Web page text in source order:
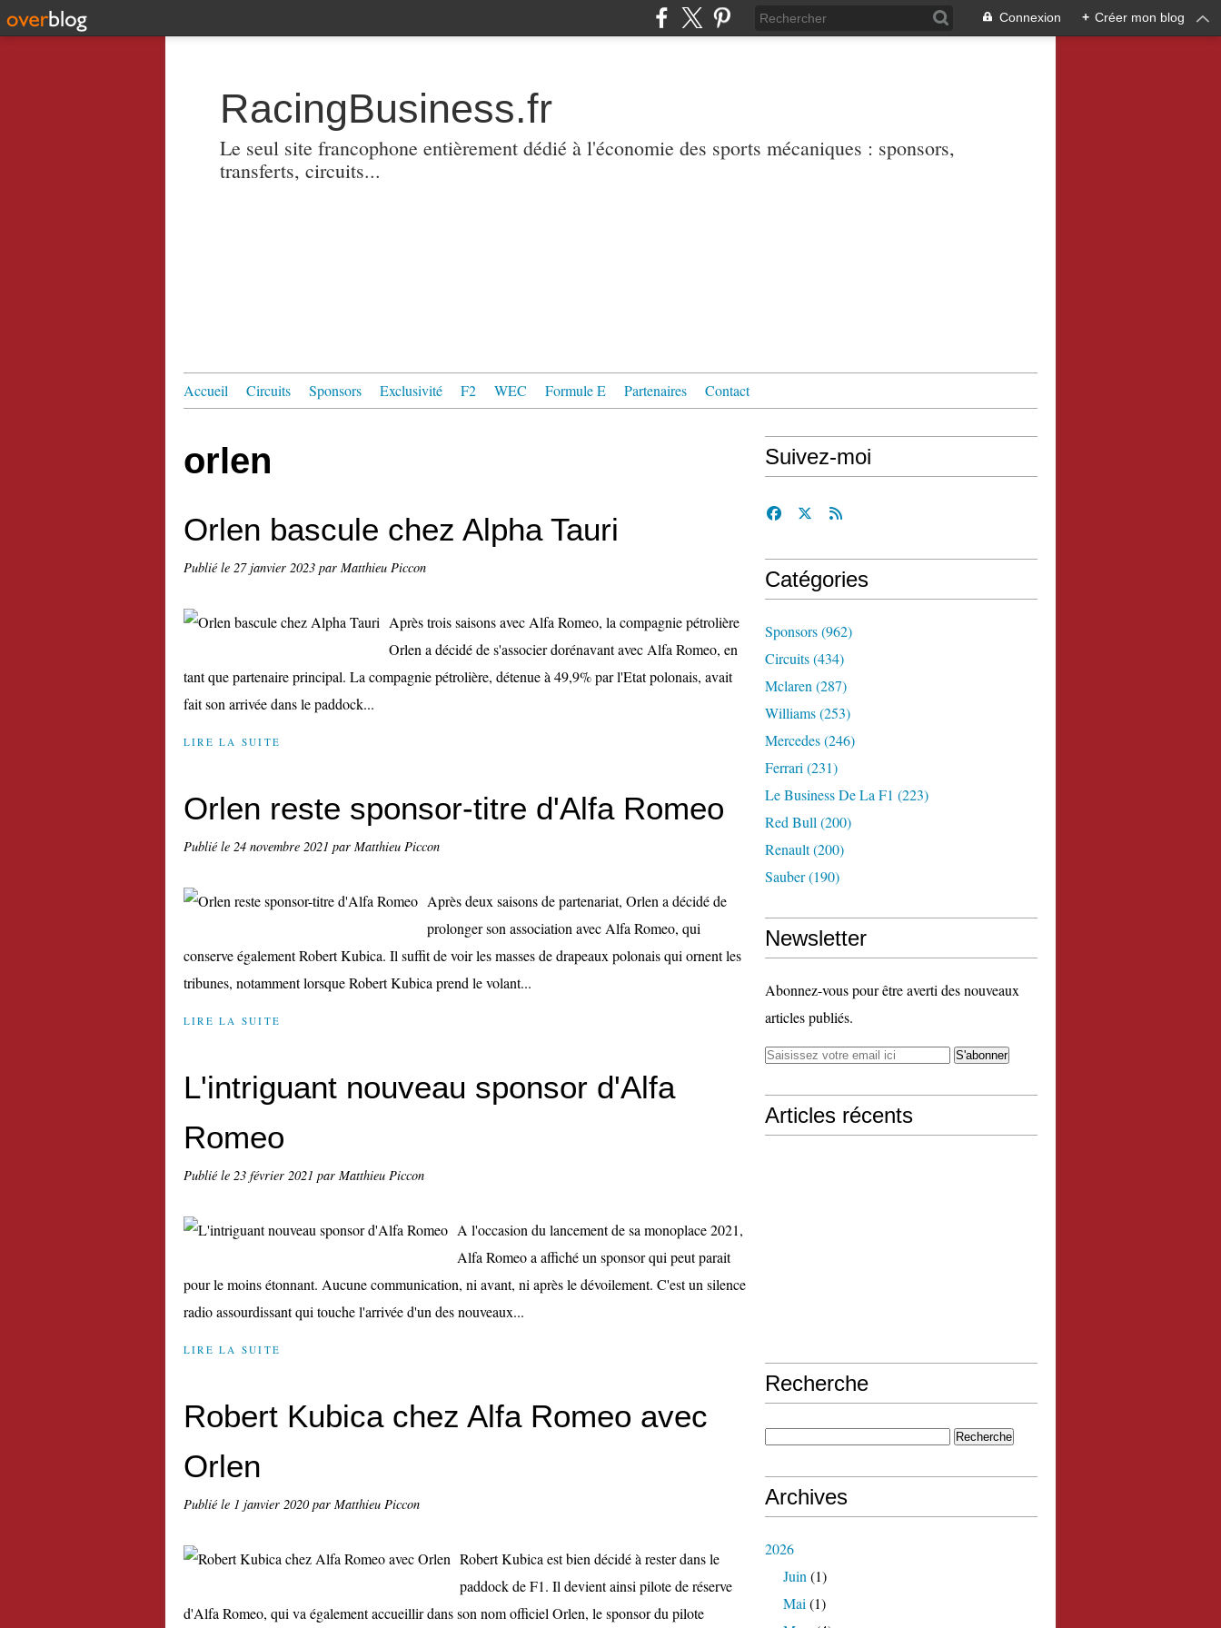
Connexion + Créer mon blog
RacingBusiness.fr
Le seul site francophone entièrement dédié à l'économie des sports mécaniques : sponsors,
transferts, circuits...
Accueil Circuits Sponsors Exclusivité F2 WEC Formule E Partenaires Contact
orlen
Orlen bascule chez Alpha Tauri
Publié le 27 janvier 2023 par Matthieu Piccon
Après trois saisons avec Alfa Romeo, la compagnie pétrolière
Orlen a décidé de s'associer dorénavant avec Alfa Romeo, en
tant que partenaire principal. La compagnie pétrolière, détenue à 49,9% par l'Etat polonais, avait
fait son arrivée dans le paddock...
LIRE LA SUITE
Orlen reste sponsor-titre d'Alfa Romeo
Publié le 24 novembre 2021 par Matthieu Piccon
Après deux saisons de partenariat, Orlen a décidé de
prolonger son association avec Alfa Romeo, qui
conserve également Robert Kubica. Il suffit de voir les masses de drapeaux polonais qui ornent les
tribunes, notamment lorsque Robert Kubica prend le volant...
LIRE LA SUITE
L'intriguant nouveau sponsor d'Alfa
Romeo
Publié le 23 février 2021 par Matthieu Piccon
A l'occasion du lancement de sa monoplace 2021,
Alfa Romeo a affiché un sponsor qui peut parait
pour le moins étonnant. Aucune communication, ni avant, ni après le dévoilement. C'est un silence
radio assourdissant qui touche l'arrivée d'un des nouveaux...
LIRE LA SUITE
Robert Kubica chez Alfa Romeo avec
Orlen
Publié le 1 janvier 2020par Matthieu Piccon
Robert Kubica est bien décidé à rester dans le
paddock de F1. Il devient ainsi pilote de réserve
d'Alfa Romeo, qui va également accueillir dans son nom officiel Orlen, le sponsor du pilote
Suivez-moi
Catégories
Sponsors(962)
Circuits(434)
Mclaren (287)
Williams(253)
Mercedes(246)
Ferrari (231)
Le Business De La F1 (223)
Red Bull (200)
Renault(200)
Sauber(190)
Newsletter
Abonnez-vous pour être averti des nouveaux
articles publiés.
Articles récents
Recherche
Archives
2026
Juin (1)
Mai (1)